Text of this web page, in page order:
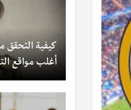
كيفية
أغلب مواقع